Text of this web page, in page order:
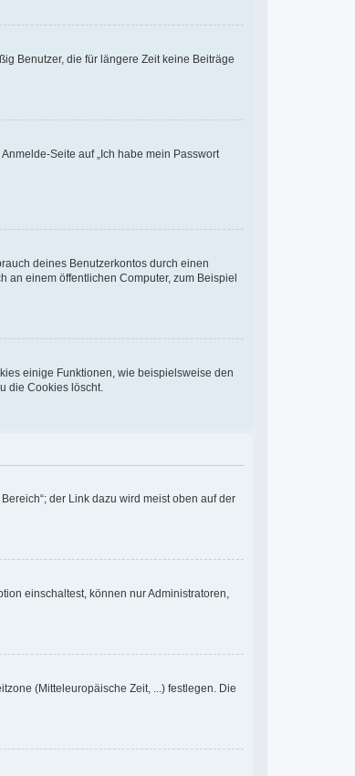
Benutzer, die für längere Zeit keine Beiträge
Seite auf „Ich habe mein Passwort
deines Benutzerkontos durch einen
an einem öffentlichen Computer, zum Beispiel
einige Funktionen, wie beispielsweise den
die Cookies löscht.
der Link dazu wird meist oben auf der
einschaltest, können nur Administratoren,
(Mitteleuropäische Zeit, ...) festlegen. Die